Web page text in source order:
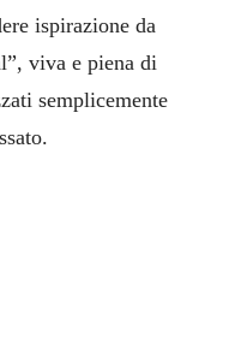
ispirazione da
viva e piena di
semplicemente